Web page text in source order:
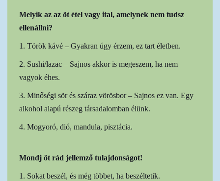
Melyik az az öt étel vagy ital, amelynek nem tudsz
ellenállni?
1. Török kávé – Gyakran úgy érzem, ez tart életben.
2. Sushi/lazac – Sajnos akkor is megeszem, ha nem
vagyok éhes.
3. Minőségi sör és száraz vörösbor – Sajnos ez van. Egy
alkohol alapú részeg társadalomban élünk.
4. Mogyoró, dió, mandula, pisztácia.
Mondj öt rád jellemző tulajdonságot!
1. Sokat beszél, és még többet, ha beszéltetik.